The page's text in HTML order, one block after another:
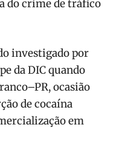
do crime de tráfico
investigado por
da DIC quando
ocasião
de cocaína
em